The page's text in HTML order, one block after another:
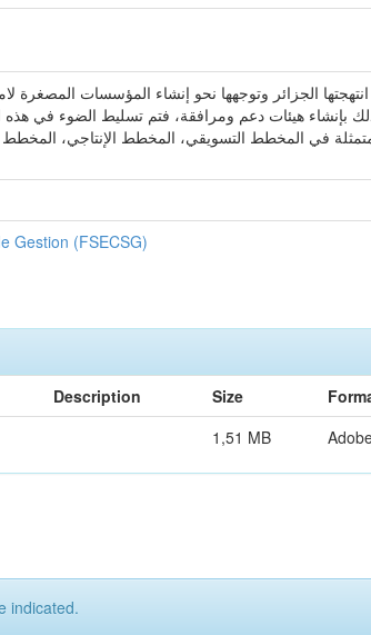
الجزائر وتوجهها نحو إنشاء المؤسسات
بإنشاء هيئات دعم ومرافقة، فتم تسليط الضوء في
في المخطط التسويقي، المخطط الإنتاجي، المخطط
Gestion (FSECSG)
Description Size
1,51 MB
indicated.